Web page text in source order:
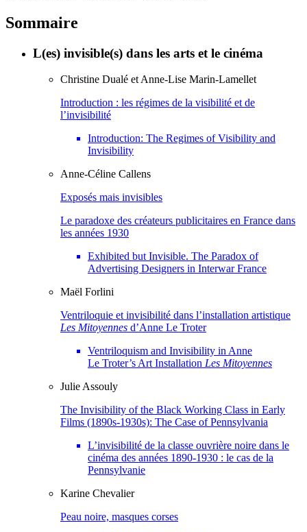
Sommaire
L(es) invisible(s) dans les arts et le cinéma
Christine Dualé et Anne-Lise Marin-Lamellet
Introduction : les régimes de la visibilité et de
l’invisibilité
Introduction: The Regimes of Visibility and
Invisibility
Anne-Céline Callens
Exposés mais invisibles
Le paradoxe des créateurs publicitaires en France dans
les années 1930
Exhibited but Invisible. The Paradox of
Advertising Designers in Interwar France
Maël Forlini
Ventriloquie et invisibilité dans l’installation artistique
Les Mitoyennes d’Anne Le Troter
Ventriloquism and Invisibility in Anne
Le Troter’s Art Installation Les Mitoyennes
Julie Assouly
The Invisibility of the Black Working Class in Early
Films (1890s-1930s): The Case of Pennsylvania
L’invisibilité de la classe ouvrière noire dans le
cinéma des années 1890-1930 : le cas de la
Pennsylvanie
Karine Chevalier
Peau noire, masques corses